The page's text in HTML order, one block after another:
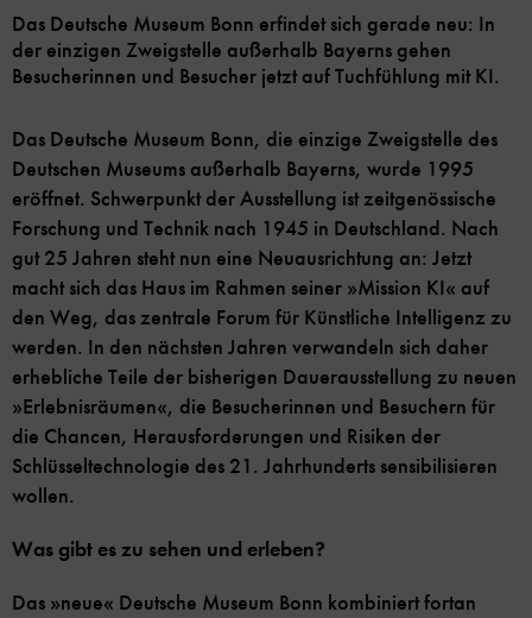
Das Deutsche Museum Bonn erfindet sich gerade neu: In
der einzigen Zweigstelle außerhalb Bayerns gehen
Besucherinnen und Besucher jetzt auf Tuchfühlung mit KI.
Das Deutsche Museum Bonn, die einzige Zweigstelle des
Deutschen Museums außerhalb Bayerns, wurde 1995
eröffnet. Schwerpunkt der Ausstellung ist zeitgenössische
Forschung und Technik nach 1945 in Deutschland. Nach
gut 25 Jahren steht nun eine Neuausrichtung an: Jetzt
macht sich das Haus im Rahmen seiner »Mission KI« auf
den Weg, das zentrale Forum für Künstliche Intelligenz zu
werden. In den nächsten Jahren verwandeln sich daher
erhebliche Teile der bisherigen Dauerausstellung zu neuen
»Erlebnisräumen«, die Besucherinnen und Besuchern für
die Chancen, Herausforderungen und Risiken der
Schlüsseltechnologie des 21. Jahrhunderts sensibilisieren
wollen.
Was gibt es zu sehen und erleben?
Das »neue« Deutsche Museum Bonn kombiniert fortan